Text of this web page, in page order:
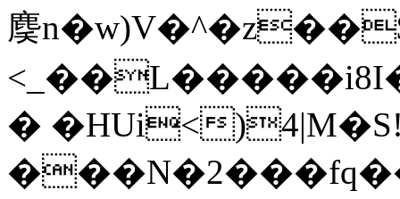
䴠
� �HUi<